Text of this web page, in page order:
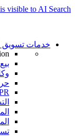
visible to AI Search
خدمات تسويق